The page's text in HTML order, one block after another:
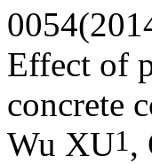
Effect of
concrete
Wu XU1,